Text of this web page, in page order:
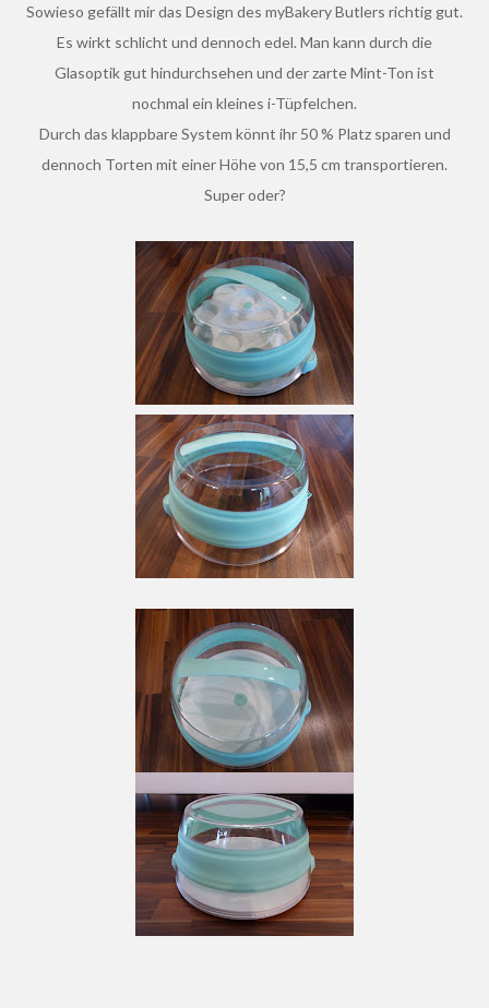
Sowieso gefällt mir das Design des myBakery Butlers richtig gut.
Es wirkt schlicht und dennoch edel. Man kann durch die
Glasoptik gut hindurchsehen und der zarte Mint-Ton ist
nochmal ein kleines i-Tüpfelchen.
Durch das klappbare System könnt ihr 50 % Platz sparen und
dennoch Torten mit einer Höhe von 15,5 cm transportieren.
Super oder?